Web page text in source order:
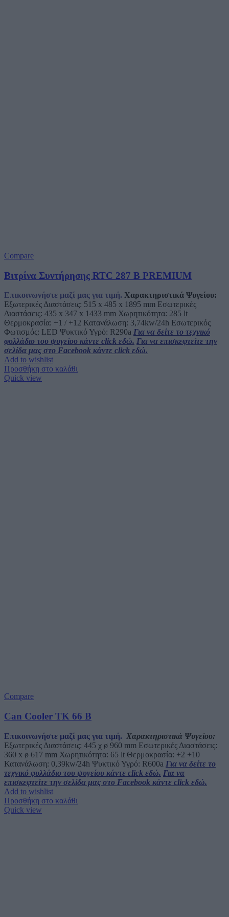
Compare
Βιτρίνα Συντήρησης RTC 287 B PREMIUM
Επικοινωνήστε μαζί μας για τιμή. Χαρακτηριστικά Ψυγείου:
Εξωτερικές Διαστάσεις: 515 x 485 x 1895 mm Εσωτερικές
Διαστάσεις: 435 x 347 x 1433 mm Χωρητικότητα: 285 lt
Θερμοκρασία: +1 / +12 Κατανάλωση: 3,74kw/24h Εσωτερικός
Φωτισμός: LED Ψυκτικό Υγρό: R290a Για να δείτε το τεχνικό
φυλλάδιο του ψυγείου κάντε click εδώ. Για να επισκεφτείτε την
σελίδα μας στο Facebook κάντε click εδώ.
Add to wishlist
Προσθήκη στο καλάθι
Quick view
Compare
Can Cooler TK 66 B
Επικοινωνήστε μαζί μας για τιμή. Χαρακτηριστικά Ψυγείου:
Εξωτερικές Διαστάσεις: 445 χ ø 960 mm Εσωτερικές Διαστάσεις:
360 x ø 617 mm Χωρητικότητα: 65 lt Θερμοκρασία: +2 +10
Κατανάλωση: 0,39kw/24h Ψυκτικό Υγρό: R600a Για να δείτε το
τεχνικό φυλλάδιο του ψυγείου κάντε click εδώ. Για να
επισκεφτείτε την σελίδα μας στο Facebook κάντε click εδώ.
Add to wishlist
Προσθήκη στο καλάθι
Quick view